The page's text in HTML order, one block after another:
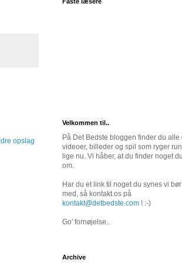
opslag
Faste læsere
Velkommen til..
På Det Bedste bloggen finder du alle
videoer, billeder og spil som ryger
lige nu. Vi håber, at du finder noget
om.
Har du et link til noget du synes vi
med, så kontakt os på
kontakt@detbedste.com ! :-)
Go' fornøjelse..
Archive